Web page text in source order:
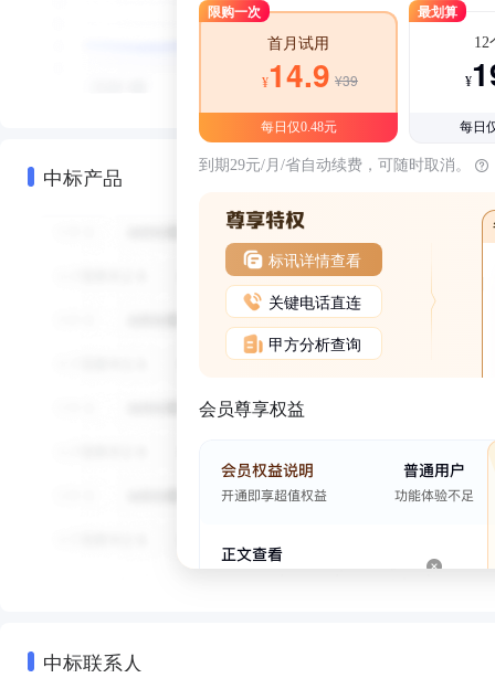
中标产品
限购一次
首月试用
¥14.9 ¥39
每日仅0.48元
最划算
12
¥
每日
到期29元/月/省自动续费，可随时取消。
标讯详情查看
关键电话直连
甲方分析查询
会员尊享权益
中标联系人